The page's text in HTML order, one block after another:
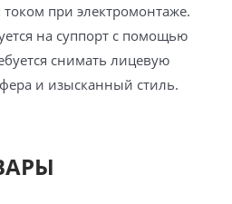
при электромонтаже.
на суппорт с помощью
снимать лицевую
и изысканный стиль.